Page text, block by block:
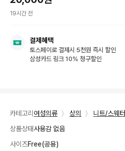
19시간 전
결제혜택
토스페이로 결제시 5천원 즉시 할인
삼성카드 링크 10% 청구할인
카테고리 여성의류 〉 상의 〉
니트/스웨터
상품상태사용감 없음
사이즈Free(공용)